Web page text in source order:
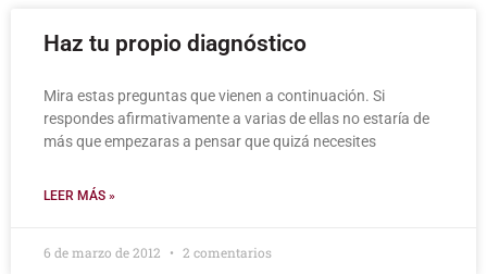
Haz tu propio diagnóstico
Mira estas preguntas que vienen a continuación. Si
respondes afirmativamente a varias de ellas no estaría de
más que empezaras a pensar que quizá necesites
LEER MÁS »
6 de marzo de 2012 2 comentarios